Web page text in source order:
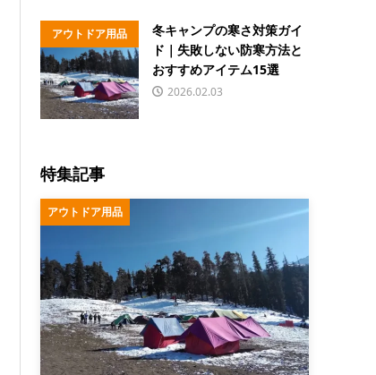
アウトドア用品
冬キャンプの寒さ対策ガイ
ド｜失敗しない防寒方法と
おすすめアイテム15選
2026.02.03
特集記事
アウトドア用品